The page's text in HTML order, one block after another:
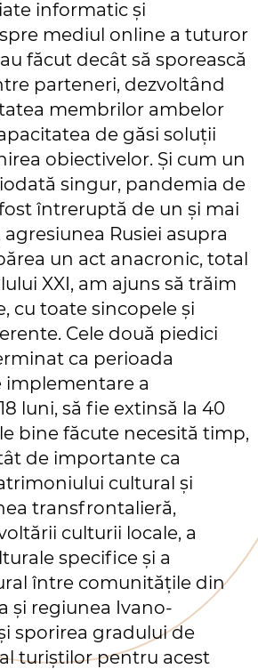
informatic și
mediul online a tuturor
făcut decât să sporească
parteneri, dezvoltând
membrilor ambelor
de găsi soluții
obiectivelor. Și cum un
singur, pandemia de
fost întreruptă de un și mai
Rusiei asupra
un act anacronic, total
XXI, am ajuns să trăim
cu toate sincopele și
Cele două piedici
ca perioada
implementare a
luni, să fie extinsă la 40
bine făcute necesită timp,
de importante ca
cultural și
transfrontalieră,
culturii locale, a
specifice și a
între comunitățile din
și regiunea Ivano-
sporirea gradului de
turiștilor pentru acest